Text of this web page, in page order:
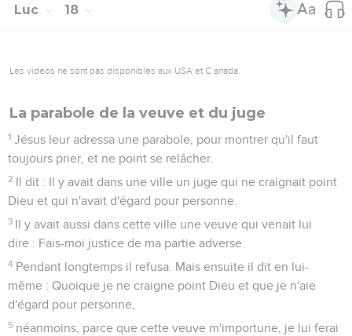
Luc 18
Les vidéos ne sont pas disponibles aux USA et C anada.
La parabole de la veuve et du juge
1 Jésus leur adressa une parabole, pour montrer qu'il faut
toujours prier, et ne point se relâcher.
2 Il dit : Il y avait dans une ville un juge qui ne craignait point
Dieu et qui n'avait d'égard pour personne.
3 Il y avait aussi dans cette ville une veuve qui venait lui
dire : Fais-moi justice de ma partie adverse.
4 Pendant longtemps il refusa. Mais ensuite il dit en lui-
même : Quoique je ne craigne point Dieu et que je n'aie
d'égard pour personne,
5 néanmoins, parce que cette veuve m'importune, je lui ferai